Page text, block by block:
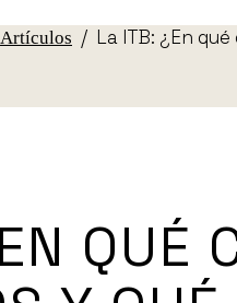
Artículos La ITB: ¿En
QUÉ